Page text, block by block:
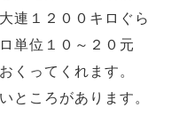
連１２００キロぐら
単位１０～２０元
くってくれます。
ところがあります。